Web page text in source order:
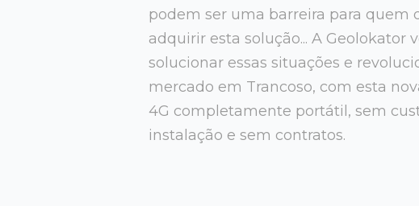
podem ser uma barreira para quem
adquirir esta solução... A Geolokator
solucionar essas situações e
mercado em Trancoso, com esta
4G completamente portátil, sem
instalação e sem contratos.